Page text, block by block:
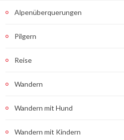
Alpenüberquerungen
Pilgern
Reise
Wandern
Wandern mit Hund
Wandern mit Kindern